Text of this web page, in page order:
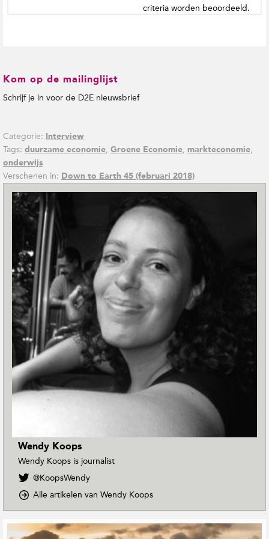
criteria worden beoordeeld.
Kom op de mailinglijst
Schrijf je in voor de D2E nieuwsbrief
Categorie: Interview
Tags: duurzame economie, Groene Economie, markteconomie,
onderwijs
Verschenen in: Down to Earth 45 (februari 2018)
Wendy Koops
Wendy Koops is journalist
V
l
g
W
e
@KoopsWendy
Alle artikelen van Wendy Koopso
o
G